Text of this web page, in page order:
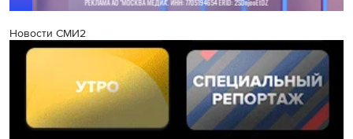
Новости СМИ2